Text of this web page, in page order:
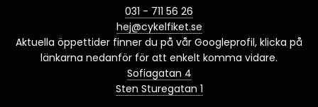
031 - 711 56 26
hej@cykelfiket.se
Aktuella öppettider finner du på vår Googleprofil, klicka på
länkarna nedanför för att enkelt komma vidare.
Sofiagatan 4
Sten Sturegatan 1